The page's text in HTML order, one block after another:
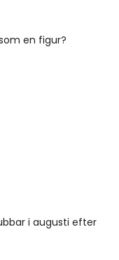
en figur?
i augusti efter